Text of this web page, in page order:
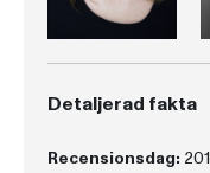
Detaljerad fakta
Recensionsdag: